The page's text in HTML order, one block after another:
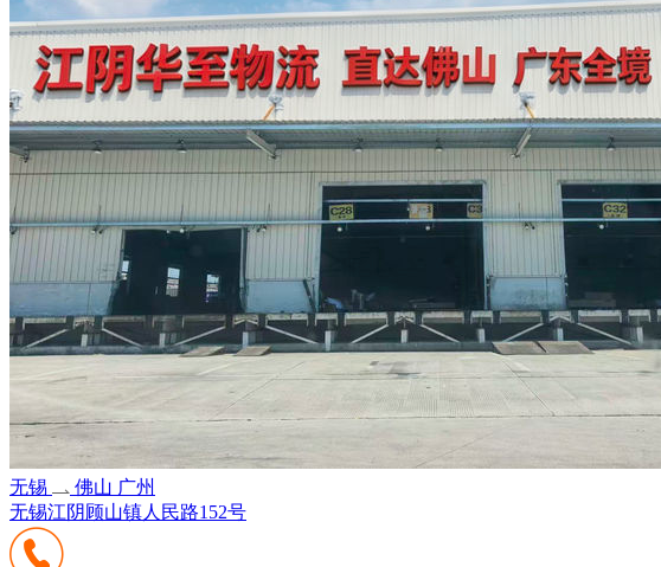
无锡
佛山 广州
无锡江阴顾山镇人民路152号